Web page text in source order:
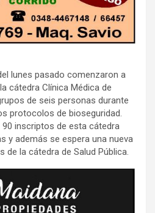
lunes pasado comenzaron a
cátedra Clínica Médica de
de seis personas durante
protocolos de bioseguridad.
inscriptos de esta cátedra
y además se espera una nueva
de la cátedra de Salud Pública.